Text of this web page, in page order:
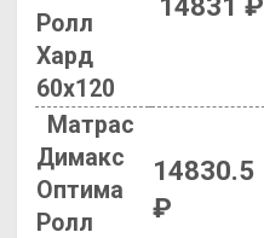
Ролл
Хард
60х120
Матрас
Димакс
Оптима
Ролл
14830.5
₽